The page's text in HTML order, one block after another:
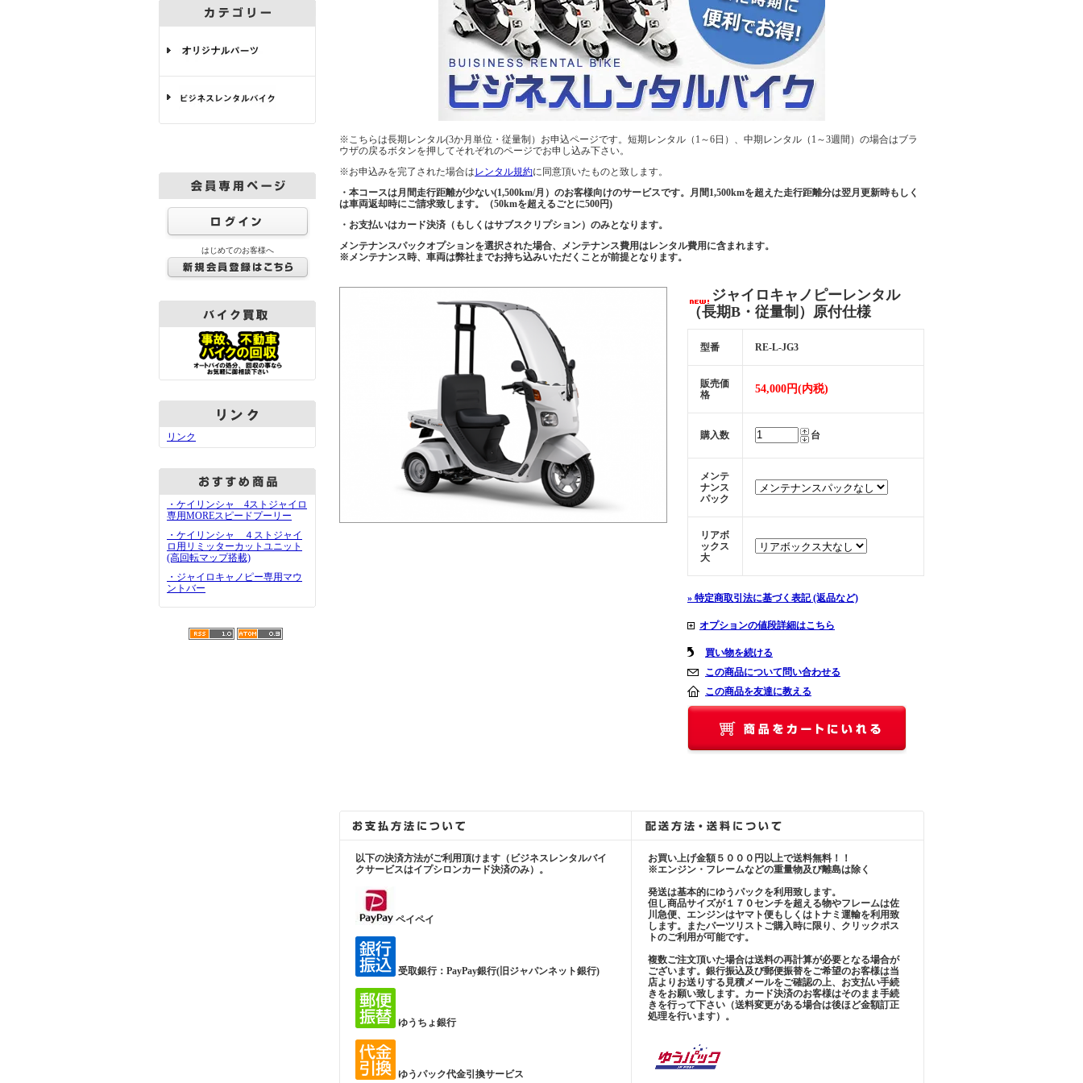
はじめてのお客様へ
リンク
・ケイリンシャ 4ストジャイロ
専用MOREスピードプーリー
・ケイリンシャ ４ストジャイ
ロ用リミッターカットユニット
(高回転マップ搭載)
・ジャイロキャノピー専用マウ
ントバー
※こちらは長期レンタル(3か月単位・従量制）お申込ページです。短期レンタル（1～6日）、中期レンタル（1～3週間）の場合はブラ
ウザの戻るボタンを押してそれぞれのページでお申し込み下さい。
※お申込みを完了された場合はレンタル規約に同意頂いたものと致します。
・本コースは月間走行距離が少ない(1,500km/月）のお客様向けのサービスです。月間1,500kmを超えた走行距離分は翌月更新時もしく
は車両返却時にご請求致します。（50kmを超えるごとに500円)
・お支払いはカード決済（もしくはサブスクリプション）のみとなります。
メンテナンスパックオプションを選択された場合、メンテナンス費用はレンタル費用に含まれます。
※メンテナンス時、車両は弊社までお持ち込みいただくことが前提となります。
ジャイロキャノピーレンタル
（長期B・従量制）原付仕様
型番 RE-L-JG3
販売価
格
54,000円(内税)
購入数 台
メンテ
ナンス
パック
リアボ
ックス
大
» 特定商取引法に基づく表記 (返品など)
オプションの値段詳細はこちら
買い物を続ける
この商品について問い合わせる
この商品を友達に教える
以下の決済方法がご利用頂けます（ビジネスレンタルバイ
クサービスはイプシロンカード決済のみ）。
ペイペイ
受取銀行：PayPay銀行(旧ジャパンネット銀行)
ゆうちょ銀行
ゆうパック代金引換サービス
お買い上げ金額５０００円以上で送料無料！！
※エンジン・フレームなどの重量物及び離島は除く
発送は基本的にゆうパックを利用致します。
但し商品サイズが１７０センチを超える物やフレームは佐
川急便、エンジンはヤマト便もしくはトナミ運輸を利用致
します。またパーツリストご購入時に限り、クリックポス
トのご利用が可能です。
複数ご注文頂いた場合は送料の再計算が必要となる場合が
ございます。銀行振込及び郵便振替をご希望のお客様は当
店よりお送りする見積メールをご確認の上、お支払い手続
きをお願い致します。カード決済のお客様はそのまま手続
きを行って下さい（送料変更がある場合は後ほど金額訂正
処理を行います）。